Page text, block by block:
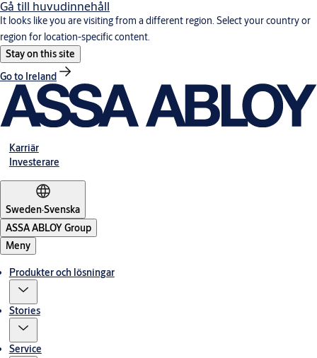
Gå till huvudinnehåll
It looks like you are visiting from a different region. Select your country or
region for location-specific content.
Stay on this site
Go to Ireland
Karriär
Investerare
Sweden·Svenska
ASSA ABLOY Group
Meny
Produkter och lösningar
Stories
Service